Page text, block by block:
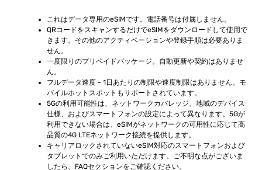
これはデータ専用のeSIMです。電話番号は付属しません。
QRコードをスキャンするだけでeSIMをダウンロードして使用で
きます。その他のアクティベーションや登録手順は必要ありま
せん。
一度限りのプリペイドパッケージ。自動更新や契約はありませ
ん。
フルデータ速度 - 1日あたりの制限や速度制限はありません。モ
バイルホットスポットもサポートされています。
5Gの利用可能性は、ネットワークカバレッジ、地域のデバイス
仕様、およびスマートフォンの設定によって異なります。5Gが
利用できない場合は、eSIMがネットワークの可用性に応じて高
品質の4G LTEネットワーク接続を提供します。
キャリアロックされていないeSIM対応のスマートフォンおよび
タブレットでのみご利用いただけます。ご不明な点がございま
したら、FAQセクションをご確認ください。